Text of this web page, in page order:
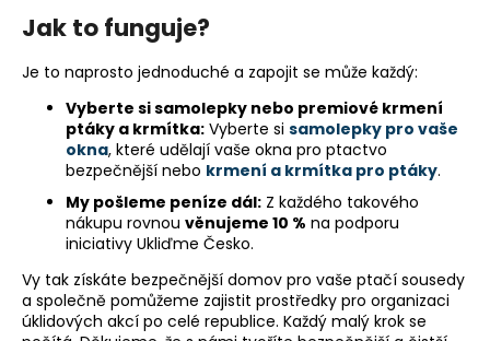
Jak to funguje?
Je to naprosto jednoduché a zapojit se může každý:
Vyberte si samolepky nebo premiové krmení
ptáky a krmítka: Vyberte si samolepky pro vaše
okna, které udělají vaše okna pro ptactvo
bezpečnější nebo krmení a krmítka pro ptáky.
My pošleme peníze dál: Z každého takového
nákupu rovnou věnujeme 10 % na podporu
iniciativy Ukliďme Česko.
Vy tak získáte bezpečnější domov pro vaše ptačí sousedy
a společně pomůžeme zajistit prostředky pro organizaci
úklidových akcí po celé republice. Každý malý krok se
?
HLEDAT
o
p
o